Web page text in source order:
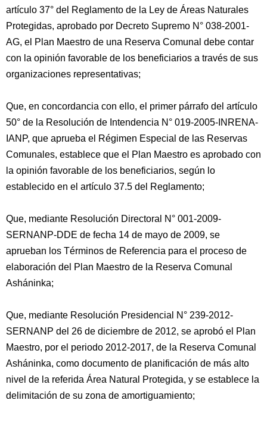
artículo 37° del Reglamento de la Ley de Áreas Naturales
Protegidas, aprobado por Decreto Supremo N° 038-2001-
AG, el Plan Maestro de una Reserva Comunal debe contar
con la opinión favorable de los beneficiarios a través de sus
organizaciones representativas;
Que, en concordancia con ello, el primer párrafo del artículo
50° de la Resolución de Intendencia N° 019-2005-INRENA-
IANP, que aprueba el Régimen Especial de las Reservas
Comunales, establece que el Plan Maestro es aprobado con
la opinión favorable de los beneficiarios, según lo
establecido en el artículo 37.5 del Reglamento;
Que, mediante Resolución Directoral N° 001-2009-
SERNANP-DDE de fecha 14 de mayo de 2009, se
aprueban los Términos de Referencia para el proceso de
elaboración del Plan Maestro de la Reserva Comunal
Asháninka;
Que, mediante Resolución Presidencial N° 239-2012-
SERNANP del 26 de diciembre de 2012, se aprobó el Plan
Maestro, por el periodo 2012-2017, de la Reserva Comunal
Asháninka, como documento de planificación de más alto
nivel de la referida Área Natural Protegida, y se establece la
delimitación de su zona de amortiguamiento;